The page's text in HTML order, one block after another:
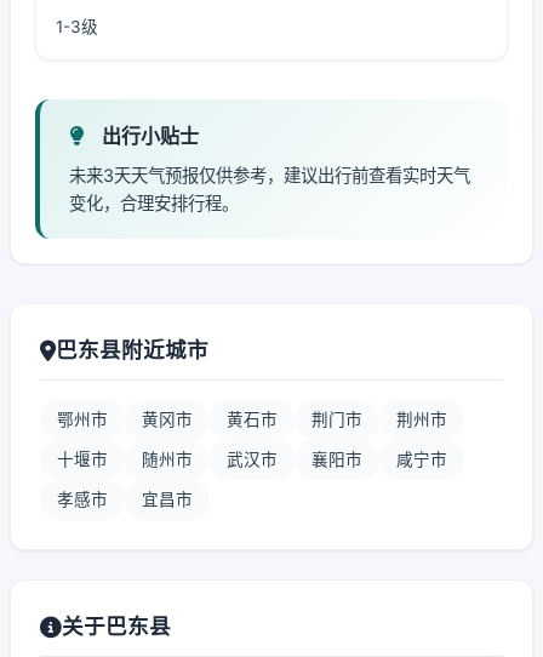
1-3级
出行小贴士
未来3天天气预报仅供参考，建议出行前查看实时天气
变化，合理安排行程。
巴东县附近城市
鄂州市 黄冈市 黄石市 荆门市 荆州市
十堰市 随州市 武汉市 襄阳市 咸宁市
孝感市 宜昌市
关于巴东县